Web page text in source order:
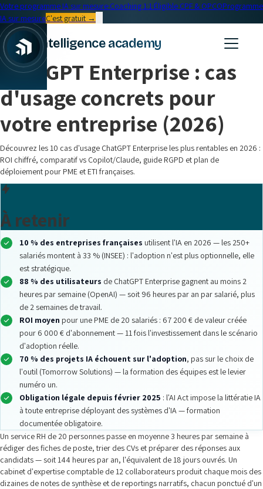
Votre programme IA sur mesure·Coaching 1:1·Éligible CPF & OPCOProgramme
IA sur mesureC'est gratuit →
intelligence academy
← Blog
Outils IA•18 min read
ChatGPT Enterprise : cas
d'usage concrets pour
votre entreprise (2026)
Découvrez les 10 cas d'usage ChatGPT Enterprise les plus rentables en 2026 :
ROI chiffré, comparatif vs Copilot/Claude, guide RGPD et plan de
déploiement pour PME et ETI françaises.
À retenir
10 % des entreprises françaises utilisent l'IA en 2026 — les 250+
salariés montent à 33 % (INSEE) : l'adoption n'est plus optionnelle, elle
est stratégique.
88 % des utilisateurs de ChatGPT Enterprise gagnent au moins 2
heures par semaine (OpenAI) — soit 96 heures par an par salarié, plus
de 2 semaines de travail.
ROI moyen pour une PME de 20 salariés : 67 200 € de valeur créée
pour 6 000 € d'abonnement — 11 fois l'investissement dans le scénario
d'adoption réelle.
70 % des projets IA échouent sur l'adoption, pas sur le choix de
l'outil (Tomorrow Solutions) — la formation des équipes est le levier
numéro un.
Obligation légale depuis février 2025 : l'AI Act impose la littératie IA
à toute entreprise déployant des systèmes d'IA — formation
documentée obligatoire.
Un service RH de 20 personnes passe en moyenne 3 heures par semaine à
rédiger des fiches de poste, trier des CVs et préparer des réponses aux
candidats — soit 144 heures par an, l'équivalent de 18 jours ouvrés. Un
cabinet d'expertise comptable de 12 collaborateurs produit chaque mois des
dizaines de notes de synthèse et de reportings narratifs, chacun ponctué d'un